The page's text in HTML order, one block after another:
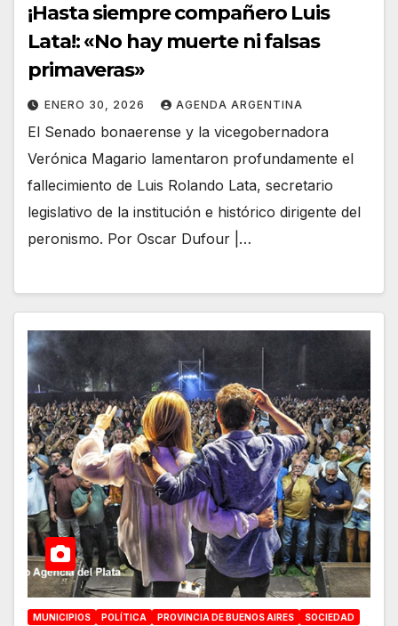
¡Hasta siempre compañero Luis
Lata!: «No hay muerte ni falsas
primaveras»
ENERO 30, 2026 AGENDA ARGENTINA
El Senado bonaerense y la vicegobernadora
Verónica Magario lamentaron profundamente el
fallecimiento de Luis Rolando Lata, secretario
legislativo de la institución e histórico dirigente del
peronismo. Por Oscar Dufour |…
MUNICIPIOS POLÍTICA PROVINCIA DE BUENOS AIRES SOCIEDAD